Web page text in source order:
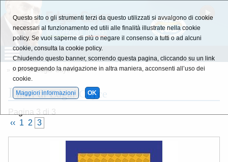
» I libri di Edgar Cayce
Ilibri di Edgar Cayce
Pagina 3 di 3
‹‹ 1 2 3
Questo sito o gli strumenti terzi da questo utilizzati si avvalgono di cookie
necessari al funzionamento ed utili alle finalità illustrate nella cookie
policy. Se vuoi saperne di più o negare il consenso a tutti o ad alcuni
cookie, consulta la cookie policy.
Chiudendo questo banner, scorrendo questa pagina, cliccando su un link
o proseguendo la navigazione in altra maniera, acconsenti all’uso dei
cookie.
Maggiori informazioni
OK